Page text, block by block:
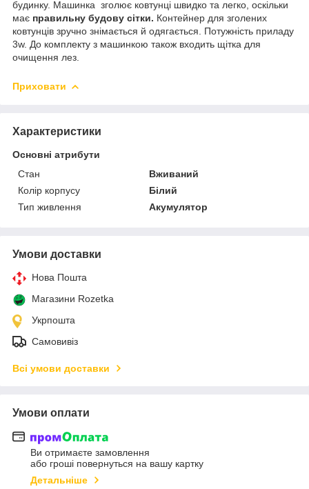
будинку. Машинка зголює ковтунці швидко та легко, оскільки
має правильну будову сітки. Контейнер для зголених
ковтунців зручно знімається й одягається. Потужність приладу
3w. До комплекту з машинкою також входить щітка для
очищення лез.
Приховати
Характеристики
Основні атрибути
Стан
Вживаний
Колір корпусу
Білий
Тип живлення
Акумулятор
Умови доставки
Нова Пошта
Магазини Rozetka
Укрпошта
Самовивіз
Всі умови доставки
Умови оплати
Ви отримаєте замовлення
або гроші повернуться на вашу картку
Детальніше